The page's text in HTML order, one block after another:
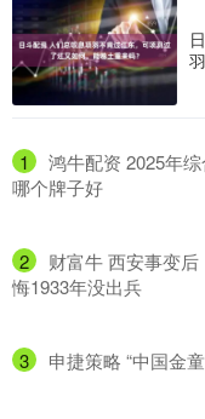
1
鸿牛配资 2025年
哪个牌子好
2
财富牛 西安事变
悔1933年没出兵
3 申捷策略 “中国金